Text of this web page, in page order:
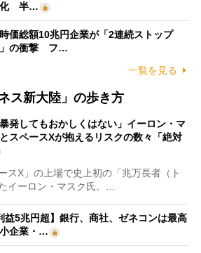
化 半…
価総額10兆円企業が「2連続ストップ
」の衝撃 フ…
一覧を見る
ス新大陸」の歩き方
暴発してもおかしくはない」イーロン・マ
スペースXが抱えるリスクの数々「絶対
スX」の上場で史上初の「兆万長者（ト
イーロン・マスク氏。…
益5兆円超】銀行、商社、ゼネコンは最高
企業・…